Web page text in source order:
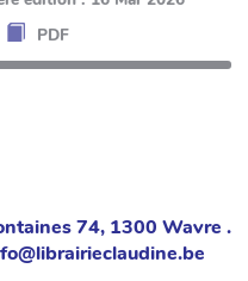
PDF
74, 1300 Wavre .